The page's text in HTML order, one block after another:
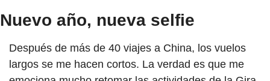
Nuevo año, nueva selfie
Después de más de 40 viajes a China, los vuelos
largos se me hacen cortos. La verdad es que me